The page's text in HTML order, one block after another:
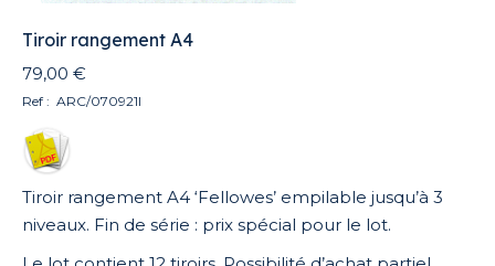
Tiroir rangement A4
79,00 €
Ref : ARC/070921I
Tiroir rangement A4 ‘Fellowes’ empilable jusqu’à 3
niveaux. Fin de série : prix spécial pour le lot.